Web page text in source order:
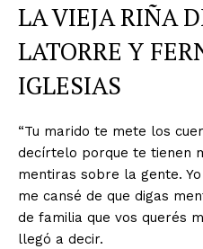
LA VIEJA RIÑA
LATORRE Y
IGLESIAS
“Tu marido te mete los
decírtelo porque te tienen
mentiras sobre la gente.
me cansé de que digas
de familia que vos querés
llegó a decir.